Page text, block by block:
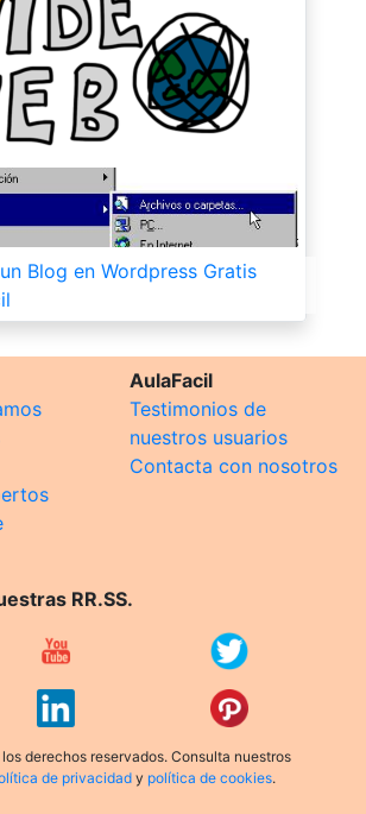
Blog en Wordpress Gratis
AulaFacil
Testimonios de
nuestros usuarios
Contacta con nosotros
RR.SS.
derechos reservados. Consulta nuestros
de privacidad y política de cookies.